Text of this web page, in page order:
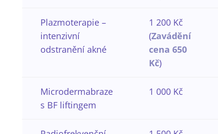
Plazmoterapie –
intenzivní
odstranění akné
1 200 Kč
(Zavádění
cena 650
Kč)
Microdermabraze
s BF liftingem
1 000 Kč